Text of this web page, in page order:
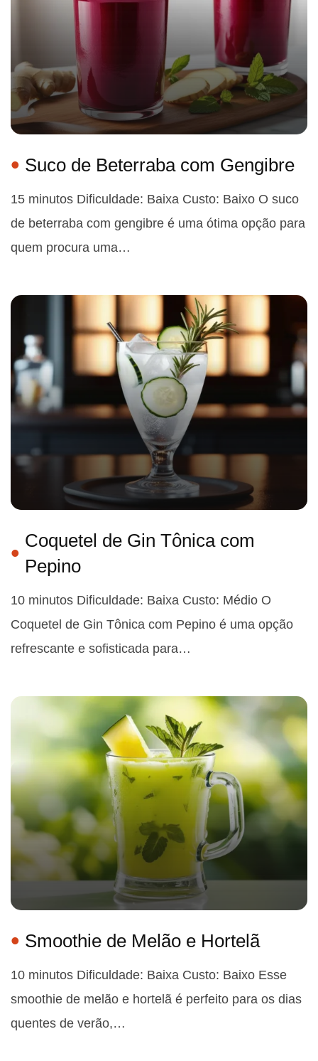
Suco de Beterraba com Gengibre
15 minutos Dificuldade: Baixa Custo: Baixo O suco
de beterraba com gengibre é uma ótima opção para
quem procura uma…
Coquetel de Gin Tônica com
Pepino
10 minutos Dificuldade: Baixa Custo: Médio O
Coquetel de Gin Tônica com Pepino é uma opção
refrescante e sofisticada para…
Smoothie de Melão e Hortelã
10 minutos Dificuldade: Baixa Custo: Baixo Esse
smoothie de melão e hortelã é perfeito para os dias
quentes de verão,…